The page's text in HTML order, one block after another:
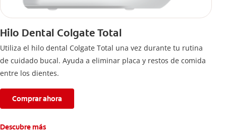
Hilo Dental Colgate Total
Utiliza el hilo dental Colgate Total una vez durante tu rutina
de cuidado bucal. Ayuda a eliminar placa y restos de comida
entre los dientes.
Comprar ahora
Descubre más